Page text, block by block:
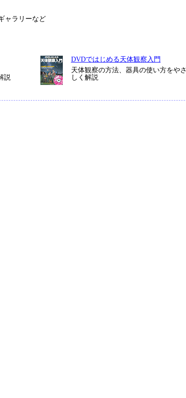
ャラリーなど
説
DVDではじめる天体観察入門
天体観察の方法、器具の使い方をやさ
しく解説